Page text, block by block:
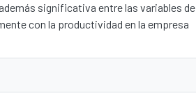
significativa entre las variables de
con la productividad en la empresa